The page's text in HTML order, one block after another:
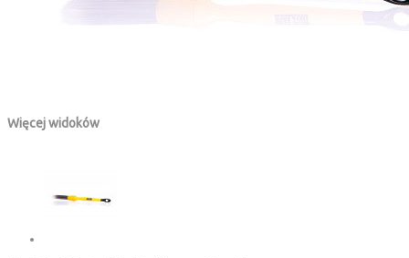
Więcej widoków